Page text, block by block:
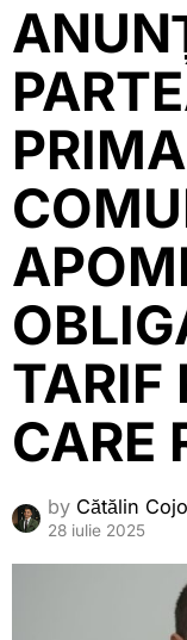
TARIF
CARE
by Cătălin
28 iulie 2025